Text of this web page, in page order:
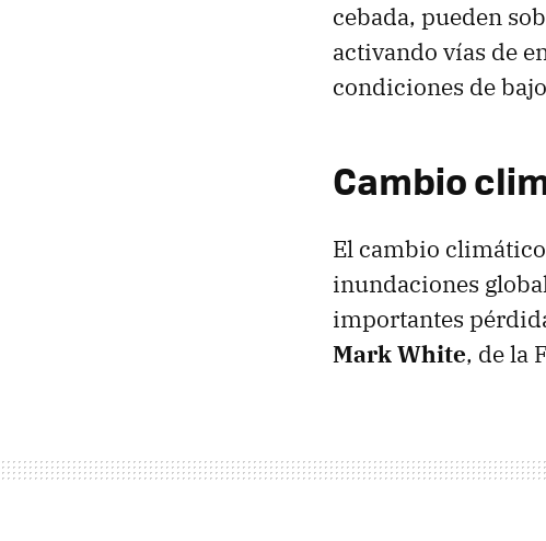
cebada, pueden
activando vías de
condiciones de
Cambio
El cambio
inundaciones
importantes
Mark White, de la